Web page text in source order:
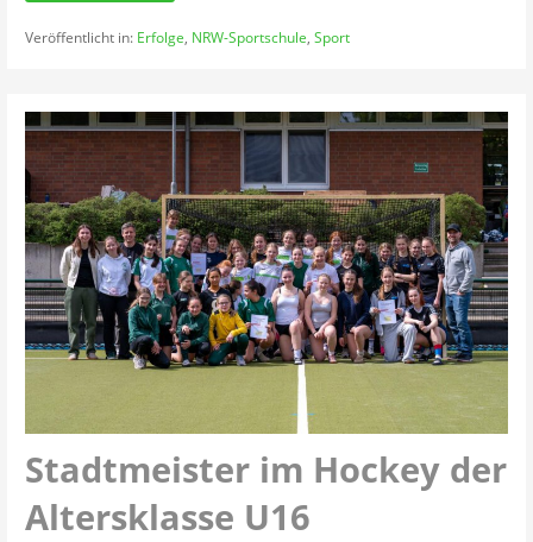
Veröffentlicht in: Erfolge, NRW-Sportschule, Sport
Stadtmeister im Hockey der
Altersklasse U16